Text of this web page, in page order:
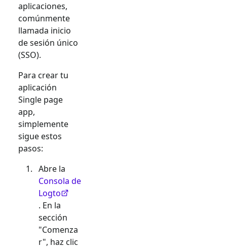
aplicaciones,
comúnmente
llamada inicio
de sesión único
(SSO).
Para crear tu
aplicación
Single page
app,
simplemente
sigue estos
pasos:
Abre la
Consola de
Logto
. En la
sección
"Comenza
r", haz clic